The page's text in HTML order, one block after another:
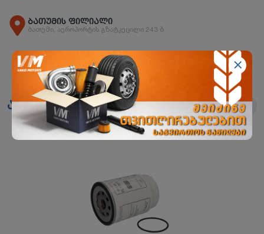
ბათუმის ფილიალი
ბათუმი, აეროპორტის გზატკეცილი 243 ბ
ანალოგები